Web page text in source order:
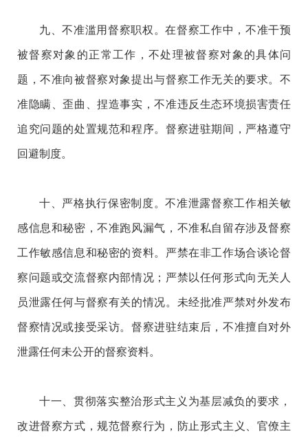
九、不准滥用督察职权。在督察工作中，不准干预
被督察对象的正常工作，不处理被督察对象的具体问
题，不准向被督察对象提出与督察工作无关的要求。不
准隐瞒、歪曲、捏造事实，不准违反生态环境损害责任
追究问题的处置规范和程序。督察进驻期间，严格遵守
回避制度。
十、严格执行保密制度。不准泄露督察工作相关敏
感信息和秘密，不准跑风漏气，不准私自留存涉及督察
工作敏感信息和秘密的资料。严禁在非工作场合谈论督
察问题或交流督察内部情况；严禁以任何形式向无关人
员泄露任何与督察有关的情况。未经批准严禁对外发布
督察情况或接受采访。督察进驻结束后，不准擅自对外
泄露任何未公开的督察资料。
十一、贯彻落实整治形式主义为基层减负的要求，
改进督察方式，规范督察行为，防止形式主义、官僚主